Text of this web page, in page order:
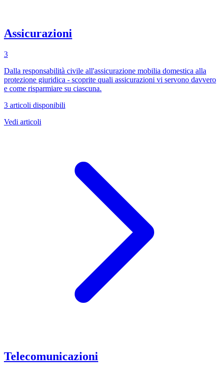
Assicurazioni
3
Dalla responsabilità civile all'assicurazione mobilia domestica alla
protezione giuridica - scoprite quali assicurazioni vi servono davvero
e come risparmiare su ciascuna.
3 articoli disponibili
Vedi articoli
Telecomunicazioni